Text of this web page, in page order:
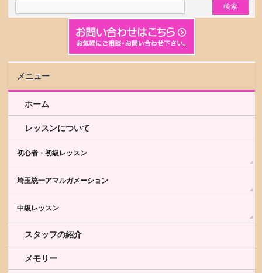
メニュー
ホーム
レッスンについて
初心者・初級レッスン
埼玉統一アマルガメーション
中級レッスン
スタッフの紹介
メモリー